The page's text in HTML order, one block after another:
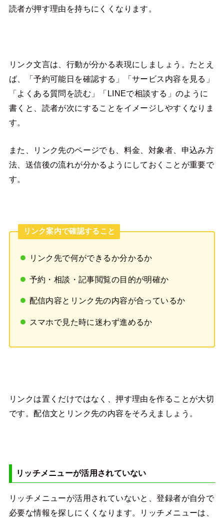
読者が押す理由を持ちにくくなります。
リンク文言は、行動が分かる表現にしましょう。たとえ
ば、「予約可能日を確認する」「サービス内容を見る」
「よくある質問を読む」「LINEで相談する」のように
書くと、読者が次にすることをイメージしやすくなりま
す。
また、リンク先のページでも、料金、対象者、申込み方
法、送信後の流れが分かるようにしておくことが重要で
す。
リンク案内で確認すること
リンク先で何ができるか分かるか
予約・相談・記事閲覧の目的が明確か
配信内容とリンク先の内容が合っているか
スマホで見た時に迷わず進めるか
リンクは置くだけではなく、押す理由を作ることが大切
です。配信文とリンク先の内容をそろえましょう。
リッチメニューが活用されていない
リッチメニューが活用されていないと、登録者が自分で
必要な情報を探しにくくなります。リッチメニューは、